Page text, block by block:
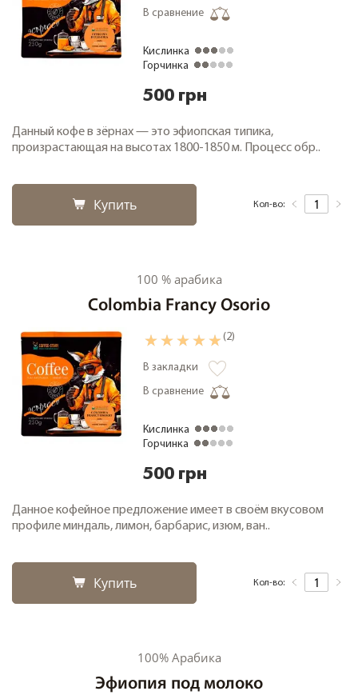
В сравнение
Кислинка
Горчинка
500 грн
Данный кофе в зёрнах — это эфиопская типика,
произрастающая на высотах 1800-1850 м. Процесс обр..
Купить Кол-во:
100 % арабика
Colombia Francy Osorio
(2)
В закладки
В сравнение
Кислинка
Горчинка
500 грн
Данное кофейное предложение имеет в своём вкусовом
профиле миндаль, лимон, барбарис, изюм, ван..
Купить Кол-во:
100% Арабика
Эфиопия под молоко